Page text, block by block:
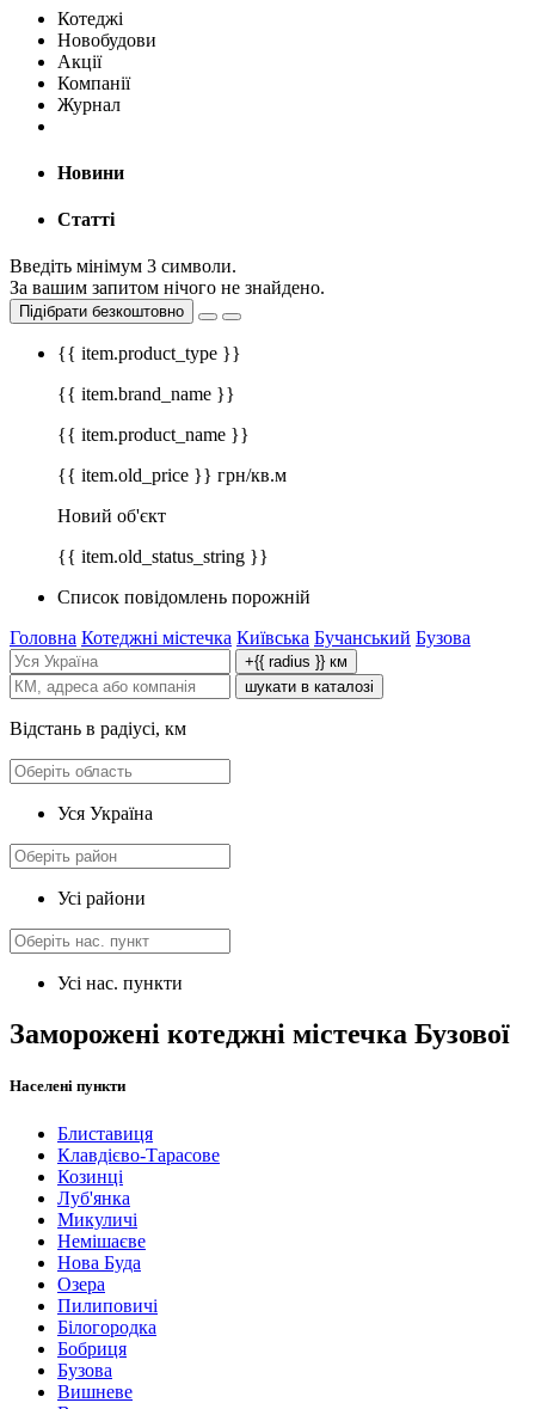
Котеджі
Новобудови
Акції
Компанії
Журнал
Новини
Статті
Введіть мінімум 3 символи.
За вашим запитом нічого не знайдено.
Підібрати безкоштовно
{{ item.product_type }}
{{ item.brand_name }}
{{ item.product_name }}
{{ item.old_price }} грн/кв.м
Новий об'єкт
{{ item.old_status_string }}
Список повідомлень порожній
Головна Котеджні містечка Київська Бучанський Бузова
+{{ radius }} км
шукати в каталозі
Відстань в радіусі, км
Уся Україна
Усі райони
Усі нас. пункти
Заморожені котеджні містечка Бузової
Населені пункти
Блиставиця
Клавдієво-Тарасове
Козинці
Луб'янка
Микуличі
Немішаєве
Нова Буда
Озера
Пилиповичі
Білогородка
Бобриця
Бузова
Вишневе